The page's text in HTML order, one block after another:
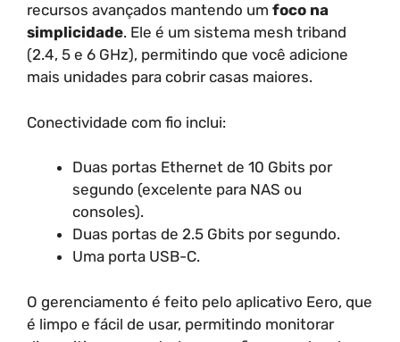
recursos avançados mantendo um foco na
simplicidade. Ele é um sistema mesh triband
(2.4, 5 e 6 GHz), permitindo que você adicione
mais unidades para cobrir casas maiores.
Conectividade com fio inclui:
Duas portas Ethernet de 10 Gbits por
segundo (excelente para NAS ou
consoles).
Duas portas de 2.5 Gbits por segundo.
Uma porta USB-C.
O gerenciamento é feito pelo aplicativo Eero, que
é limpo e fácil de usar, permitindo monitorar